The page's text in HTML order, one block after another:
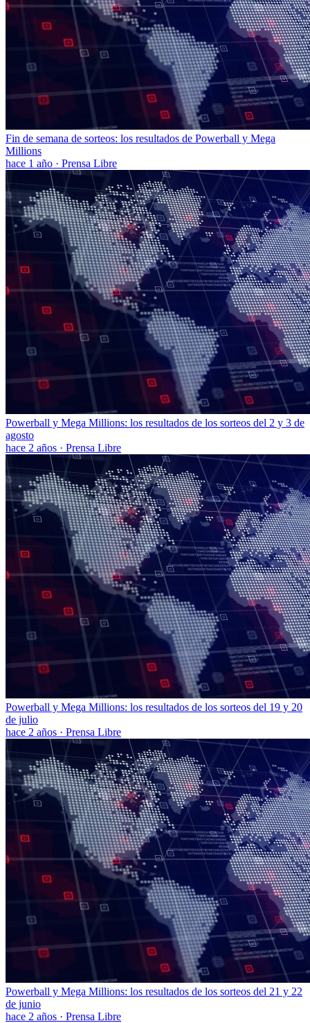
Fin de semana de sorteos: los resultados de Powerball y Mega
Millions
hace 1 año · Prensa Libre
Powerball y Mega Millions: los resultados de los sorteos del 2 y 3 de
agosto
hace 2 años · Prensa Libre
Powerball y Mega Millions: los resultados de los sorteos del 19 y 20
de julio
hace 2 años · Prensa Libre
Powerball y Mega Millions: los resultados de los sorteos del 21 y 22
de junio
hace 2 años · Prensa Libre